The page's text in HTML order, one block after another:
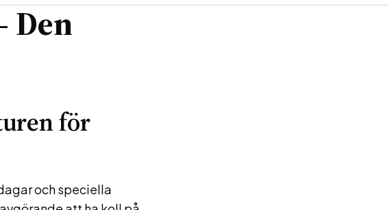
Den
för
och speciella